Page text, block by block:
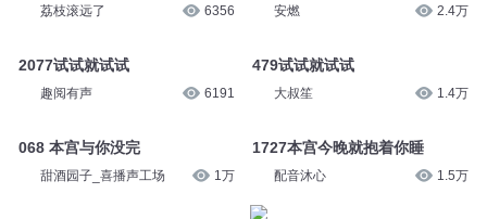
荔枝滚远了 6356
2077试试就试试
趣阅有声 6191
068 本宫与你没完
甜酒园子_喜播声工场 1万
安燃 2.4万
479试试就试试
大叔笙 1.4万
1727本宫今晚就抱着你睡
配音沐心 1.5万